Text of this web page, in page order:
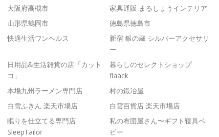
大阪府高槻市
家具通販 まるしょうインテリア
山形県鶴岡市
徳島県徳島市
快適生活ワンヘルス
新宿 銀の蔵 シルバーアクセサリ
ー
日用品&生活雑貨の店「カット
コ」
暮らしのセレクトショップ
flaack
本場九州ラーメン専門店
村の鍛冶屋
白雪ふきん 楽天市場店
白雲百貨店 楽天市場店
眠りを仕立てる専門店
SleepTailor
私の布団屋さん〜ギフト寝具ベ
ビー